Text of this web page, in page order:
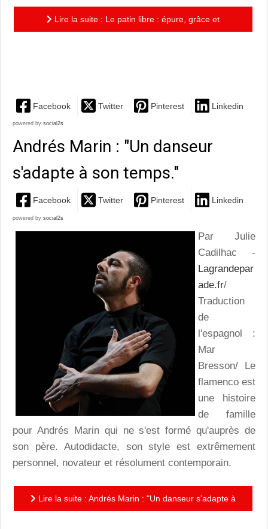
Lire la suite : Le patin libre : épure, grâce et
Facebook Twitter Pinterest Linkedin
powered by social2s
Andrés Marin : "Un danseur
s'adapte à son temps."
Facebook Twitter Pinterest Linkedin
powered by social2s
Par Julie
Cadilhac -
Lagrandepar
ade.fr/
Traduction
de
l'espagnol :
Mar
Bresson/ Le
flamenco est
une histoire
de famille
pour Andrés Marin qui ne s'est formé qu'auprès de
son père. Autodidacte, son style est extrêmement
personnel, novateur et résolument contemporain.
Lire la suite : Andrés Marin : "Un danseur s'adapte à